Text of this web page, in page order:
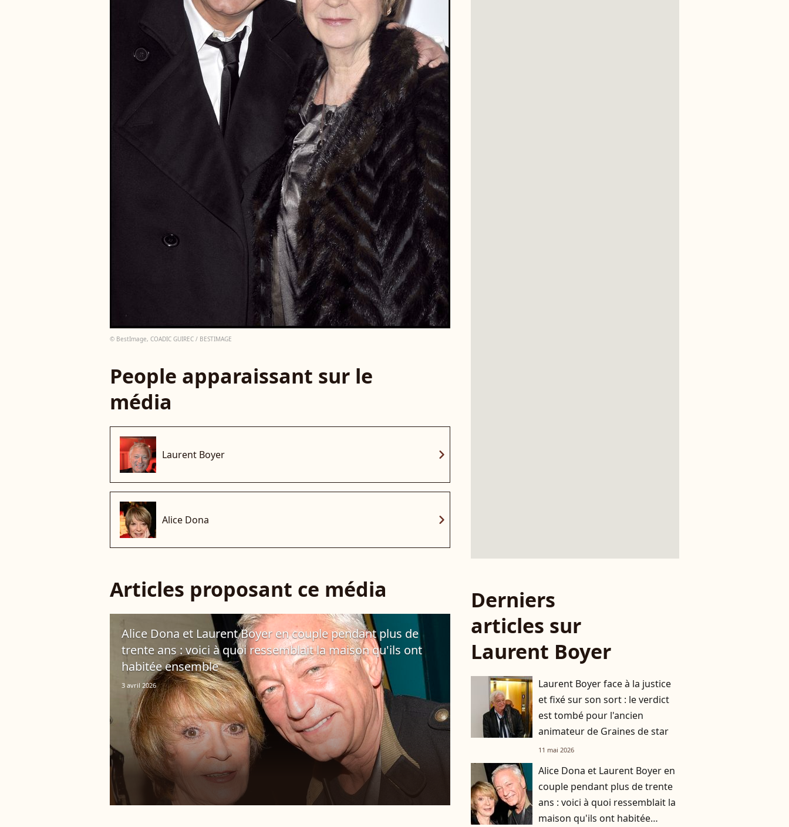
© BestImage, COADIC GUIREC / BESTIMAGE
People apparaissant sur le
média
Laurent Boyer chevron_right
Alice Dona chevron_right
Articles proposant ce média
Alice Dona et Laurent Boyer en couple pendant plus de
trente ans : voici à quoi ressemblait la maison qu'ils ont
habitée ensemble
3 avril 2026
Derniers
articles sur
Laurent Boyer
Laurent Boyer face à la justice
et fixé sur son sort : le verdict
est tombé pour l'ancien
animateur de Graines de star
11 mai 2026
Alice Dona et Laurent Boyer en
couple pendant plus de trente
ans : voici à quoi ressemblait la
maison qu'ils ont habitée